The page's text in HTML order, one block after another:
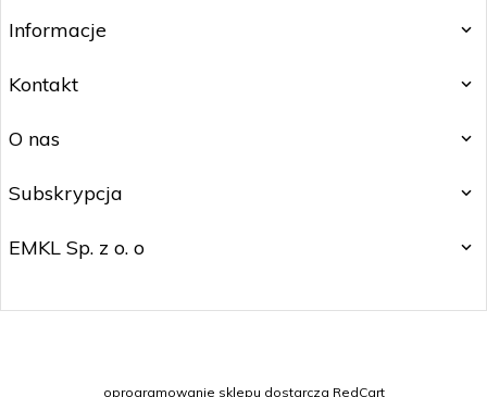
Informacje
Kontakt
O nas
Subskrypcja
EMKL Sp. z o. o
oprogramowanie sklepu dostarcza RedCart